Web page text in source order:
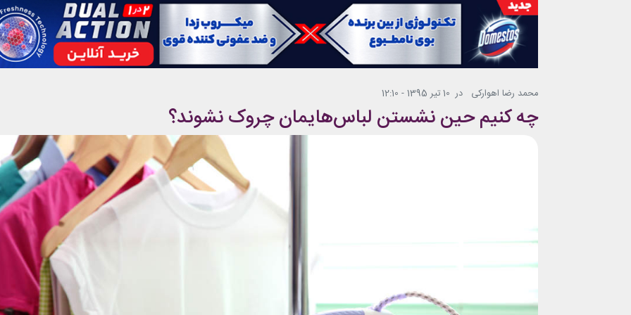
محمد رضا اهوارکی در 10 تیر 1395 - 12:10
چه کنیم حین نشستن لباس‌هایمان چروک نشوند؟